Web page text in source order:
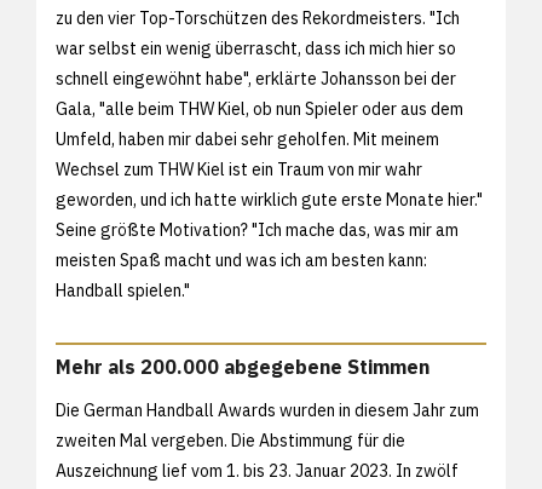
zu den vier Top-Torschützen des Rekordmeisters. "Ich
war selbst ein wenig überrascht, dass ich mich hier so
schnell eingewöhnt habe", erklärte Johansson bei der
Gala, "alle beim THW Kiel, ob nun Spieler oder aus dem
Umfeld, haben mir dabei sehr geholfen. Mit meinem
Wechsel zum THW Kiel ist ein Traum von mir wahr
geworden, und ich hatte wirklich gute erste Monate hier."
Seine größte Motivation? "Ich mache das, was mir am
meisten Spaß macht und was ich am besten kann:
Handball spielen."
Mehr als 200.000 abgegebene Stimmen
Die German Handball Awards wurden in diesem Jahr zum
zweiten Mal vergeben. Die Abstimmung für die
Auszeichnung lief vom 1. bis 23. Januar 2023. In zwölf